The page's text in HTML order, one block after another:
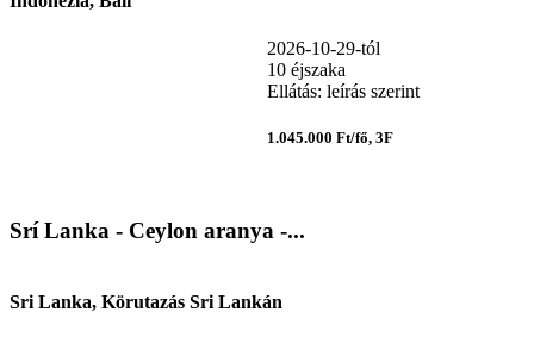
2026-10-29-tól
10 éjszaka
Ellátás: leírás szerint
1.045.000 Ft/fő, 3F
Srí Lanka - Ceylon aranya -...
Sri Lanka, Körutazás Sri Lankán